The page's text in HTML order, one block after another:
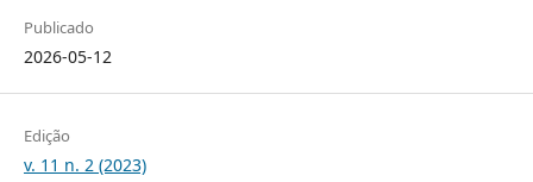
Publicado
2026-05-12
Edição
v. 11 n. 2 (2023)